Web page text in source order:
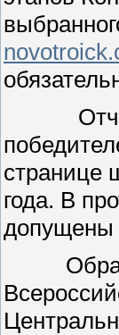
Отчет о
странице
года. В
допущены